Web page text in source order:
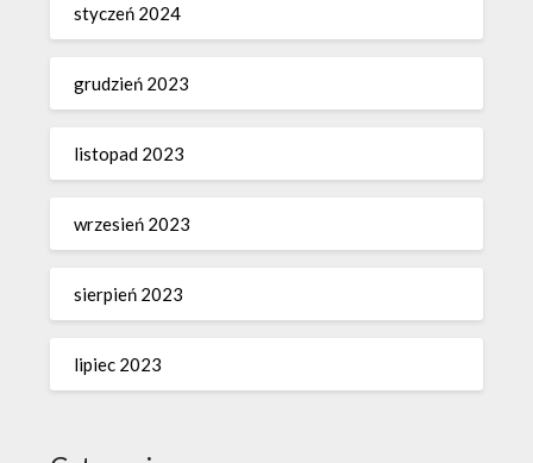
styczeń 2024
grudzień 2023
listopad 2023
wrzesień 2023
sierpień 2023
lipiec 2023